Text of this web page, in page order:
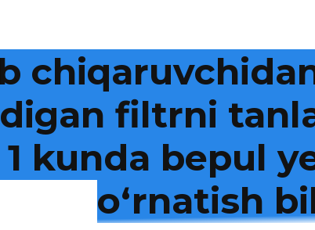
filtrni
1 kunda bepul
o‘rnatish